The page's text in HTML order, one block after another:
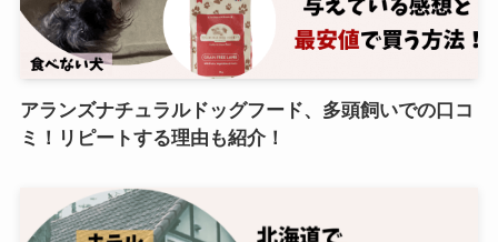
アランズナチュラルドッグフード、多頭飼いでの口コ
ミ！リピートする理由も紹介！